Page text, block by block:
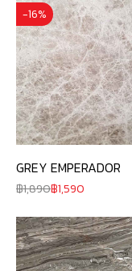
-16%
GREY EMPERADOR
1,890 1,590